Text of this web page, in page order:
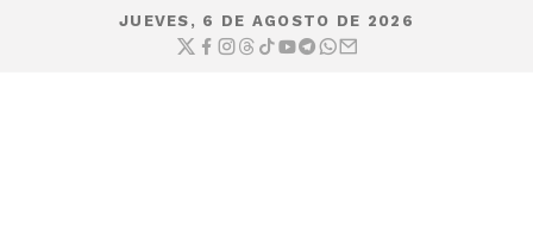
JUEVES, 6 DE AGOSTO DE 2026